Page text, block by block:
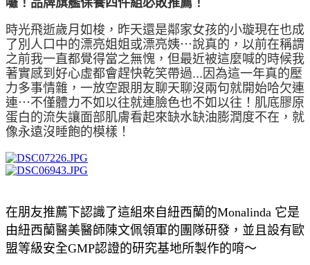
時光飛逝歲月如梭，昨天還是鄰家女孩的小璇現在也成
了別人口中的漂亮姐姐或漂亮姨⋯說真的，以前在稱謂
之前我一直都覺得當之無愧，但最近被這麼喊的時候我
著實感到好心虛都會趕快乾笑帶過...因為這一年真的壓
力多事情雜，一放空跟朋友聊天聊沒兩句就開始哈欠連
連⋯不僅體力不如以往就連臉色也不如以往！肌底膠原
蛋白的流失讓面部肌膚看起來缺水缺油膨潤度不在，就
像永遠沒睡飽的模樣！
在朋友推薦下認識了這組來自紐西蘭的Monalinda 它是
由紐西蘭醫美醫師陳文佩領軍的團隊研發，並且設有歐
盟等級安全GMP認證的研究基地所製作的唷～